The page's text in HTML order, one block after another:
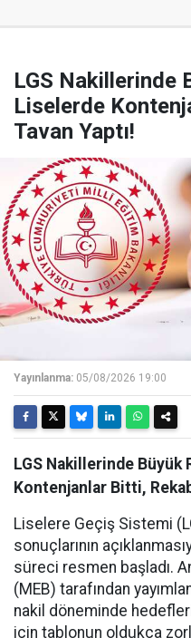
LGS Nakillerinde
Liselerde
Tavan Yaptı!
Yayınlanma: 05/08/2026 19:00
LGS Nakillerinde
Kontenjanlar Bitti,
Liselere Geçiş Sistemi
sonuçlarının
süreci resmen başladı.
(MEB) tarafından
nakil döneminde
için tablonun oldukça